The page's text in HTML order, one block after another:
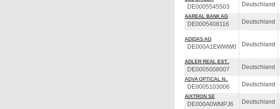
DE0005545503 Deutschland
AAREAL BANK AG
DE0005408116 Deutschland
ADIDAS AG
DE000A1EWWW0 Deutschland
ADLER REAL EST..
DE0005008007 Deutschland
ADVA OPTICAL N..
DE0005103006 Deutschland
AIXTRON SE
DE000A0WMPJ6 Deutschland